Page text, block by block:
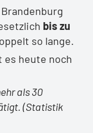
bis zu
so lange.
es heute noch
als 30
(Statistik